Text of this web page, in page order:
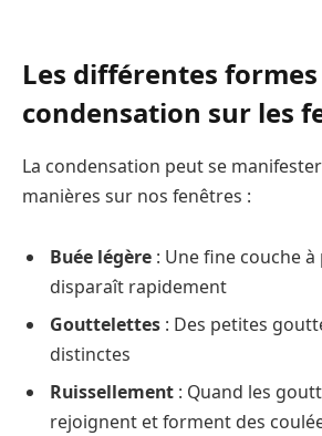
Les différentes formes
condensation sur les
La condensation peut se
manières sur nos fenêtres :
Buée légère : Une fine couche
disparaît rapidement
Gouttelettes : Des petites
distinctes
Ruissellement : Quand les
rejoignent et forment des